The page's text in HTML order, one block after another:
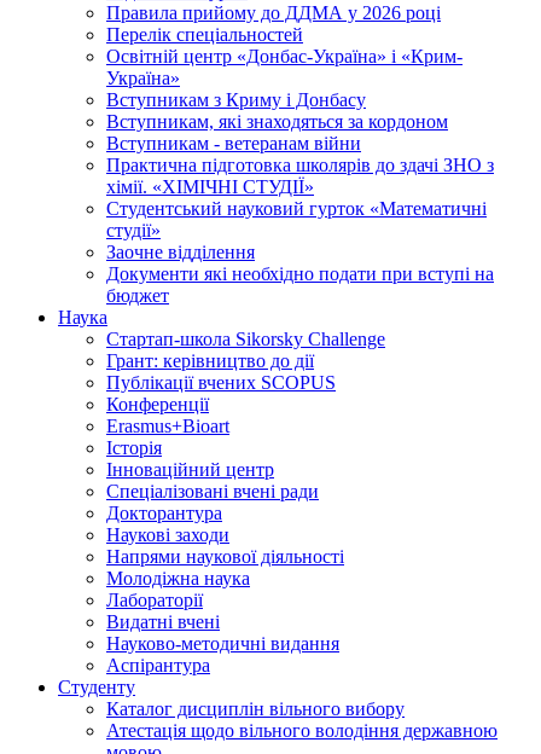
Правила прийому до ДДМА у 2026 році
Перелік спеціальностей
Освітній центр «Донбас-Україна» і «Крим-
Україна»
Вступникам з Криму і Донбасу
Вступникам, які знаходяться за кордоном
Вступникам - ветеранам війни
Практична підготовка школярів до здачі ЗНО з
хімії. «ХІМІЧНІ СТУДІЇ»
Студентський науковий гурток «Математичні
студії»
Заочне відділення
Документи які необхідно подати при вступі на
бюджет
Наука
Стартап-школа Sikorsky Challenge
Грант: керівництво до дії
Публікації вчених SCOPUS
Конференції
Erasmus+Bioart
Історія
Інноваційний центр
Спеціалізовані вчені ради
Докторантура
Наукові заходи
Напрями наукової діяльності
Молодіжна наука
Лабораторії
Видатні вчені
Науково-методичні видання
Аспірантура
Студенту
Каталог дисциплін вільного вибору
Атестація щодо вільного володіння державною